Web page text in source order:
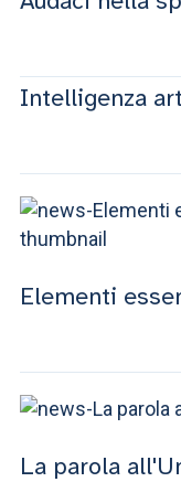
Intelligenza
Elementi
La parola